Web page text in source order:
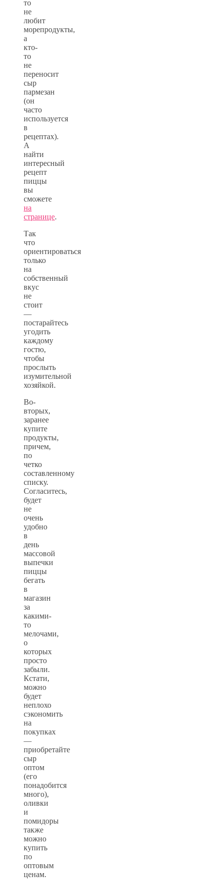
то
не
любит
морепродукты,
а
кто-
то
не
переносит
сыр
пармезан
(он
часто
используется
в
рецептах).
А
найти
интересный
рецепт
пиццы
вы
сможете
на
странице.
Так
что
ориентироваться
только
на
собственный
вкус
не
стоит
—
постарайтесь
угодить
каждому
гостю,
чтобы
прослыть
изумительной
хозяйкой.
Во-
вторых,
заранее
купите
продукты,
причем,
по
четко
составленному
списку.
Согласитесь,
будет
не
очень
удобно
в
день
массовой
выпечки
пиццы
бегать
в
магазин
за
какими-
то
мелочами,
о
которых
просто
забыли.
Кстати,
можно
будет
неплохо
сэкономить
на
покупках
—
приобретайте
сыр
оптом
(его
понадобится
много),
оливки
и
помидоры
также
можно
купить
по
оптовым
ценам.